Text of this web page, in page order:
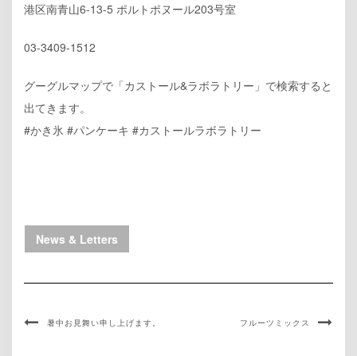
港区南青山6-13-5 ポルトポヌール203号室
03-3409-1512
グーグルマップで「カストール&ラボラトリー」で検索すると
出てきます。
#かき氷 #パンケーキ #カストールラボラトリー
News & Letters
暑中お見舞い申し上げます。 フルーツミックス